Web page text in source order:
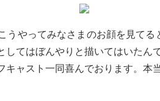
やってみなさまのお顔を見てる
してはぼんやりと描いてはいたん
ャスト一同喜んでおります。本